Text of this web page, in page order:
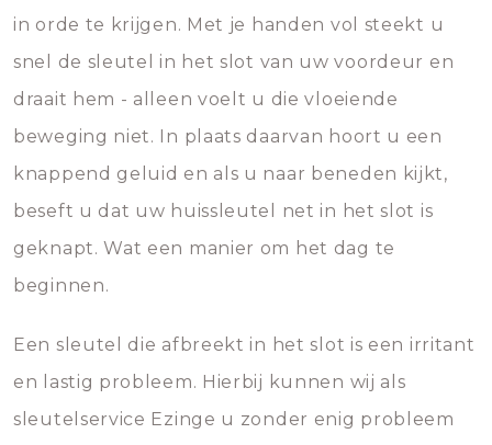
in orde te krijgen. Met je handen vol steekt u
snel de sleutel in het slot van uw voordeur en
draait hem - alleen voelt u die vloeiende
beweging niet. In plaats daarvan hoort u een
knappend geluid en als u naar beneden kijkt,
beseft u dat uw huissleutel net in het slot is
geknapt. Wat een manier om het dag te
beginnen.
Een sleutel die afbreekt in het slot is een irritant
en lastig probleem. Hierbij kunnen wij als
sleutelservice Ezinge u zonder enig probleem